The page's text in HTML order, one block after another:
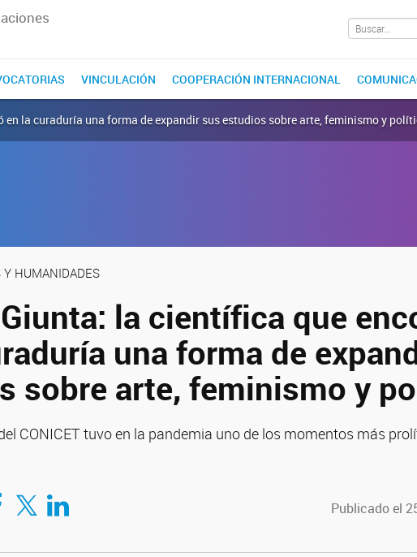
VINCULACIÓN COOPERACIÓN INTERNACIONAL
la curaduría una forma de expandir sus estudios sobre arte, feminismo y
Y HUMANIDADES
la científica que
una forma de
sobre arte, feminismo y
CONICET tuvo en la pandemia uno de los momentos más
en Facebook
Compartir en TwitterCompartir en LinkedIn Publicado el